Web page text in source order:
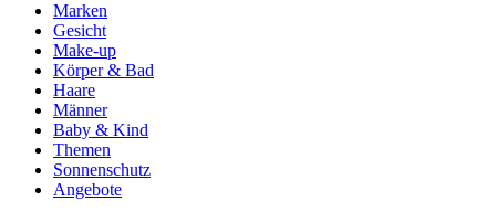
Marken
Gesicht
Make-up
Körper & Bad
Haare
Männer
Baby & Kind
Themen
Sonnenschutz
Angebote